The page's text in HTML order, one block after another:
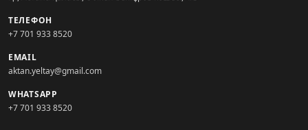
ТЕЛЕФОН
+7 701 933 8520
EMAIL
aktan.yeltay@gmail.com
WHATSAPP
+7 701 933 8520